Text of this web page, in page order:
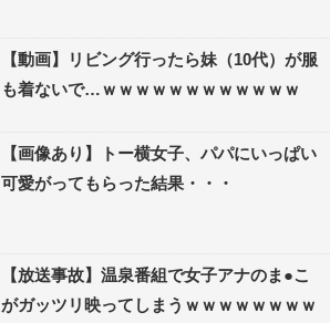
【動画】リビング行ったら妹（10代）が服
も着ないで…ｗｗｗｗｗｗｗｗｗｗｗｗ
【画像あり】トー横女子、パパにいっぱい
可愛がってもらった結果・・・
【放送事故】温泉番組で女子アナのま●こ
がガッツリ映ってしまうｗｗｗｗｗｗｗｗ